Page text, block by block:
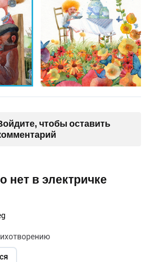
чтобы оставить
нет в электричке